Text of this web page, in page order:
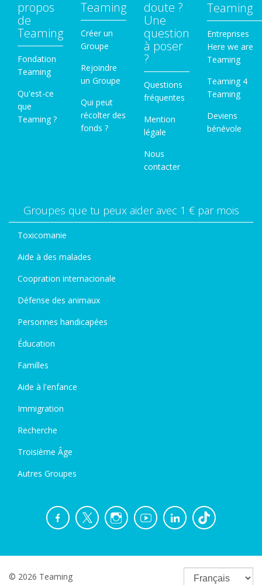
propos
de
Teaming
Fondation
Teaming
Qu'est-ce
que
Teaming ?
Teaming
Créer un
Groupe
Rejoindre
un Groupe
Qui peut
récolter des
fonds ?
doute ?
Une
question
à poser
?
Questions
fréquentes
Mention
légale
Nous
contacter
Teaming
Entreprises
Here we are
Teaming
Teaming 4
Teaming
Deviens
bénévole
Groupes que tu peux aider avec 1 € par mois
Toxicomanie
Aide à des malades
Coopration internacionale
Défense des animaux
Personnes handicapées
Éducation
Familles
Aide à l'enfance
Immigration
Recherche
Troisième Âge
Autres Groupes
© 2026 Teaming